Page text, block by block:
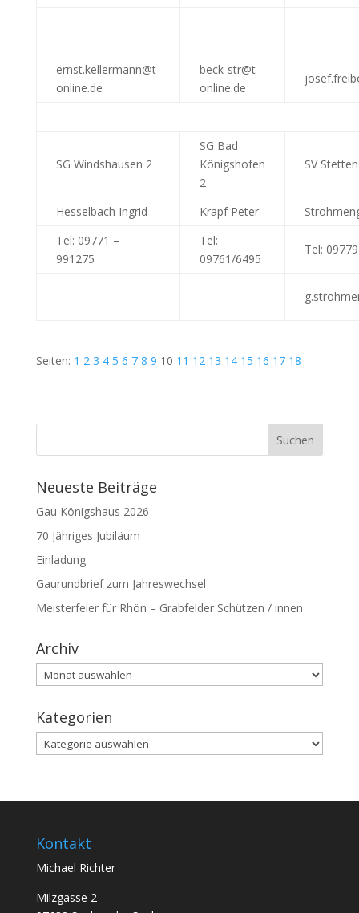
ernst.kellermann@t-
online.de
beck-str@t-
online.de
SG Windshausen 2
SG Bad
Königshofen
2
SV
Hesselbach Ingrid Krapf Peter
Tel: 09771 –
991275
Tel:
09761/6495
Tel:
Seiten: 1 2 3 4 5 6 7 8 9 10 11 12 13 14 15 16 17 18
Neueste Beiträge
Gau Königshaus 2026
70 Jähriges Jubiläum
Einladung
Gaurundbrief zum Jahreswechsel
Meisterfeier für Rhön – Grabfelder Schützen / innen
Archiv
Archiv
Kategorien
Kategorien
Kontakt
Michael Richter
Milzgasse 2